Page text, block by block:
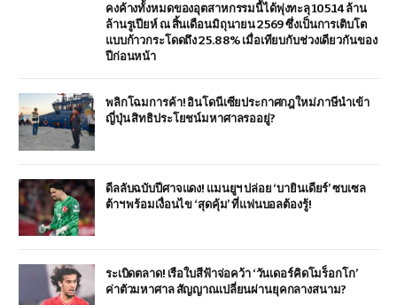
คงค้างทั้งหมดของอุตสาหกรรมนี้ได้พุ่งทะลุ 105.14 ล้าน
ล้านรูเปียห์ ณ สิ้นเดือนมิถุนายน 2569 ซึ่งเป็นการเติบโต
แบบก้าวกระโดดถึง 25.88% เมื่อเทียบกับช่วงเดียวกันของ
ปีก่อนหน้า
พลิกโฉมการค้า! อินโดนีเซียประกาศกฎใหม่ภาษีนำเข้า
ญี่ปุ่น สิทธิประโยชน์มหาศาลรออยู่?
ดีลลับฉบับปีศาจแดง! แมนยูฯ ปล่อย ‘บายินเดียร์’ ซบเซล
ต้าฯ พร้อมเงื่อนไข ‘สุดคุ้ม’ ที่แฟนบอลต้องรู้!
ระเบิดตลาด! เรือใบสีฟ้าจ่อคว้า ‘วันเดอร์คิดโมร็อกโก’
ค่าตัวมหาศาล สัญญาณเปลี่ยนผ่านยุคกลางสนาม?